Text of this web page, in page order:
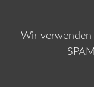
Wir verwenden